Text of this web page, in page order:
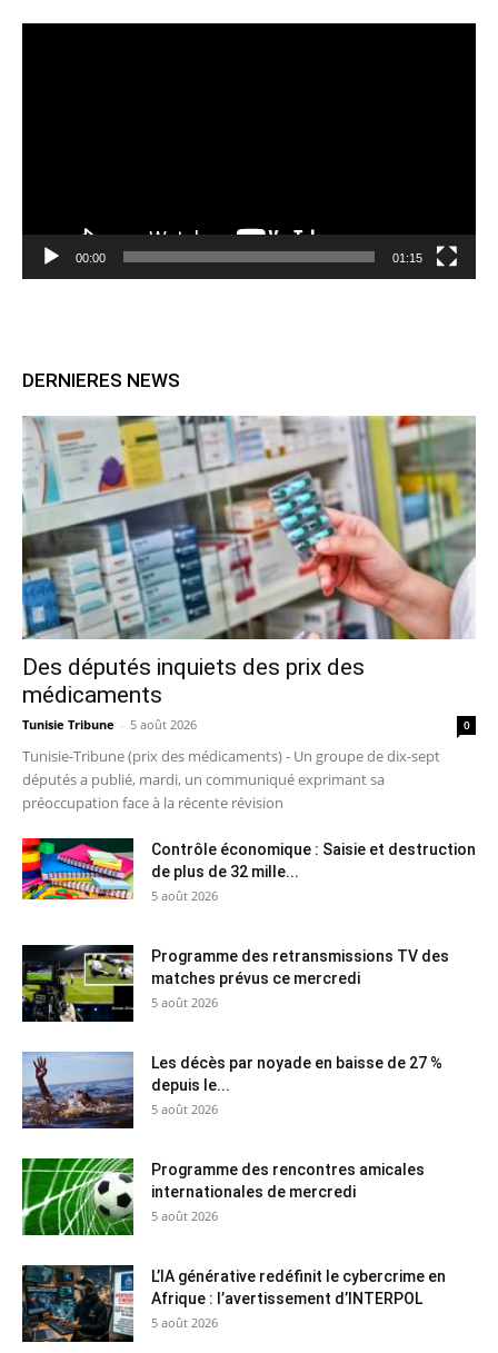
00:00 01:15
DERNIERES NEWS
Des députés inquiets des prix des
médicaments
Tunisie Tribune - 5 août 2026 0
Tunisie-Tribune (prix des médicaments) - Un groupe de dix-sept
députés a publié, mardi, un communiqué exprimant sa
préoccupation face à la récente révision
Contrôle économique : Saisie et destruction
de plus de 32 mille...
5 août 2026
Programme des retransmissions TV des
matches prévus ce mercredi
5 août 2026
Les décès par noyade en baisse de 27 %
depuis le...
5 août 2026
Programme des rencontres amicales
internationales de mercredi
5 août 2026
L’IA générative redéfinit le cybercrime en
Afrique : l’avertissement d’INTERPOL
5 août 2026